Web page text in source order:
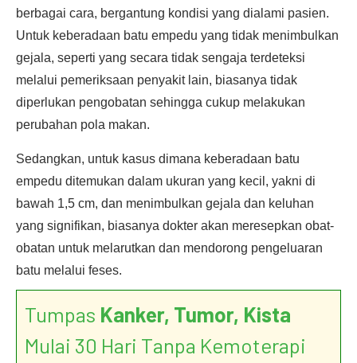
berbagai cara, bergantung kondisi yang dialami pasien.
Untuk keberadaan batu empedu yang tidak menimbulkan
gejala, seperti yang secara tidak sengaja terdeteksi
melalui pemeriksaan penyakit lain, biasanya tidak
diperlukan pengobatan sehingga cukup melakukan
perubahan pola makan.
Sedangkan, untuk kasus dimana keberadaan batu
empedu ditemukan dalam ukuran yang kecil, yakni di
bawah 1,5 cm, dan menimbulkan gejala dan keluhan
yang signifikan, biasanya dokter akan meresepkan obat-
obatan untuk melarutkan dan mendorong pengeluaran
batu melalui feses.
Tumpas Kanker, Tumor, Kista
Mulai 30 Hari Tanpa Kemoterapi